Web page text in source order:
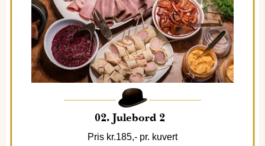
02. Julebord 2
Pris kr.185,- pr. kuvert